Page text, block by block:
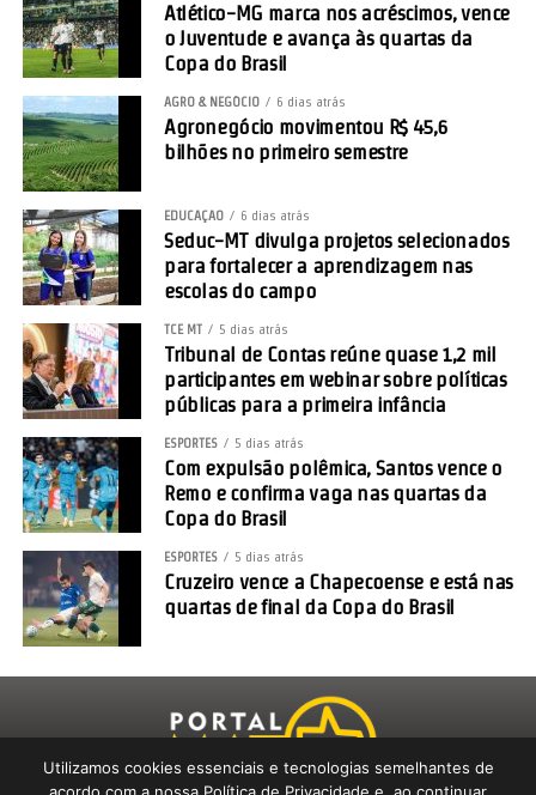
Atlético-MG marca nos acréscimos, vence
o Juventude e avança às quartas da
Copa do Brasil
AGRO & NEGÓCIO 6 dias atrás
Agronegócio movimentou R$ 45,6
bilhões no primeiro semestre
EDUCAÇÃO 6 dias atrás
Seduc-MT divulga projetos selecionados
para fortalecer a aprendizagem nas
escolas do campo
TCE MT 5 dias atrás
Tribunal de Contas reúne quase 1,2 mil
participantes em webinar sobre políticas
públicas para a primeira infância
ESPORTES 5 dias atrás
Com expulsão polêmica, Santos vence o
Remo e confirma vaga nas quartas da
Copa do Brasil
ESPORTES 5 dias atrás
Cruzeiro vence a Chapecoense e está nas
quartas de final da Copa do Brasil
Utilizamos cookies essenciais e tecnologias semelhantes de